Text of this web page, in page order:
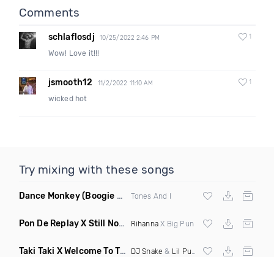
Comments
schlaflosdj 10/25/2022 2:46 PM 1
Wow! Love it!!!
jsmooth12 11/2/2022 11:10 AM 1
wicked hot
Try mixing with these songs
Dance Monkey(Boogie Heights Reggaeton Remix) Tones And I
Pon De Replay X Still Not A Player (Kyle N Mashup)
RihannaX Big Pun
Taki Taki X Welcome To The Party (Mashup Dirty)
DJ Snake & Lil Pump